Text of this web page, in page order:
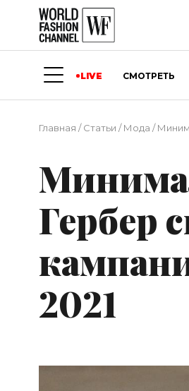
LIVE СМОТРЕТЬ
Главная /Статьи /Мода /
Гербер
2021